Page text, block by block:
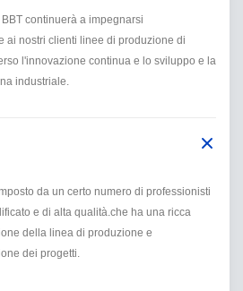
continuerà a impegnarsi
ai nostri clienti linee di produzione di
l'innovazione continua e lo sviluppo e la
industriale.
da un certo numero di professionisti
e di alta qualità.che ha una ricca
della linea di produzione e
dei progetti.